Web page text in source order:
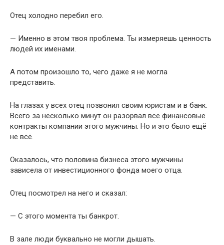
Отец холодно перебил его.
— Именно в этом твоя проблема. Ты измеряешь ценность
людей их именами.
А потом произошло то, чего даже я не могла
представить.
На глазах у всех отец позвонил своим юристам и в банк.
Всего за несколько минут он разорвал все финансовые
контракты компании этого мужчины. Но и это было ещё
не всё.
Оказалось, что половина бизнеса этого мужчины
зависела от инвестиционного фонда моего отца.
Отец посмотрел на него и сказал:
— С этого момента ты банкрот.
В зале люди буквально не могли дышать.